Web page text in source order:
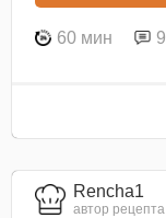
60 мин 9
Rencha1
автор рецепта